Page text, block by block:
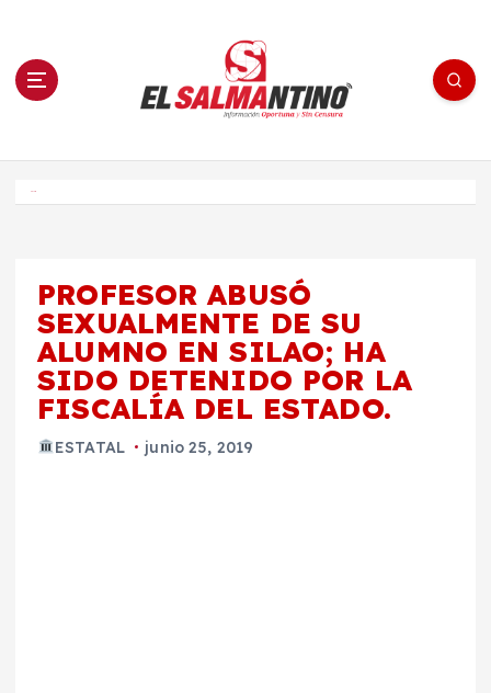
n El Salmantino - medios/noticias/editorial
PROFESOR ABUSÓ
SEXUALMENTE DE SU
ALUMNO EN SILAO; HA
SIDO DETENIDO POR LA
FISCALÍA DEL ESTADO.
ESTATAL junio 25, 2019